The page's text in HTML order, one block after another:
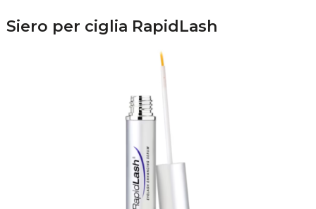
Siero per ciglia RapidLash